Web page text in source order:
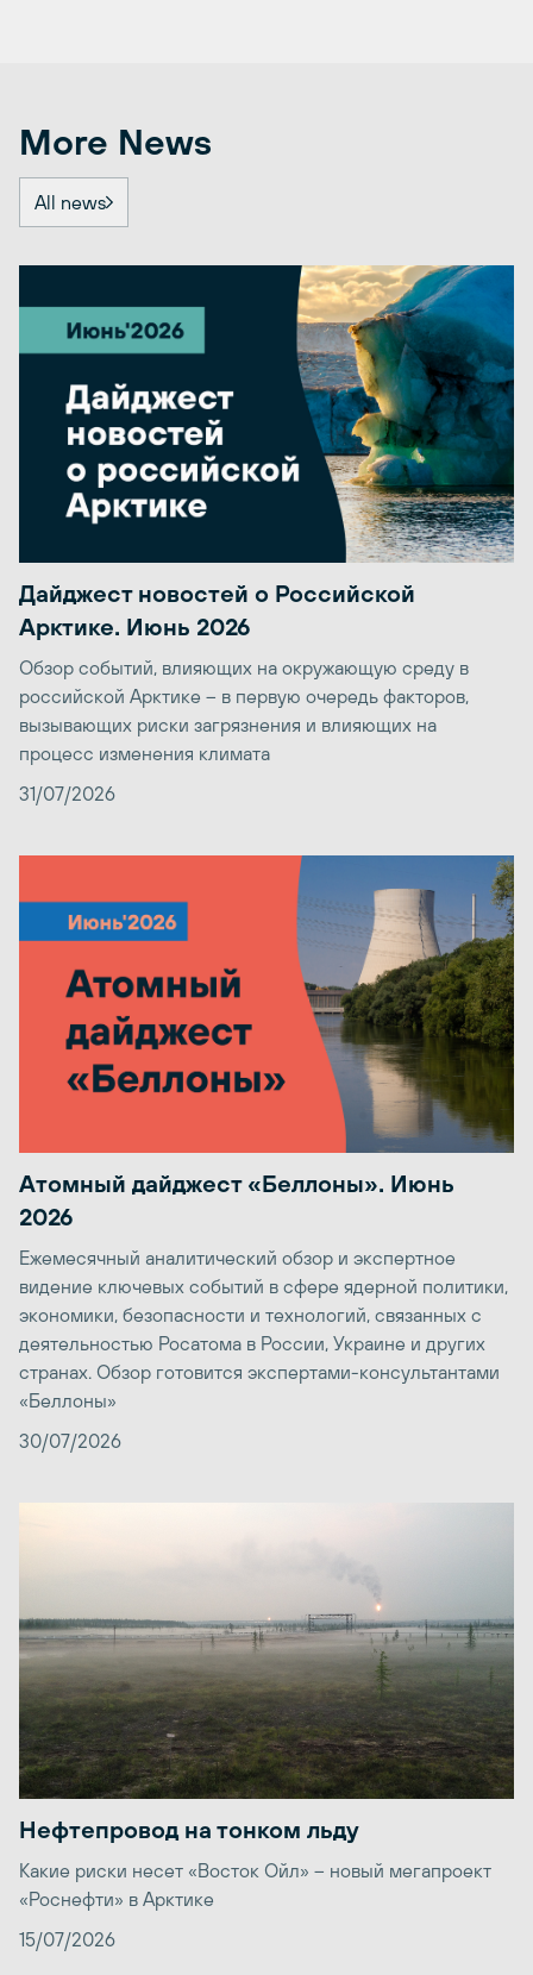
More News
All news
Дайджест новостей о Российской
Арктике. Июнь 2026
Обзор событий, влияющих на окружающую среду в
российской Арктике – в первую очередь факторов,
вызывающих риски загрязнения и влияющих на
процесс изменения климата
31/07/2026
Атомный дайджест «Беллоны». Июнь
2026
Ежемесячный аналитический обзор и экспертное
видение ключевых событий в сфере ядерной политики,
экономики, безопасности и технологий, связанных с
деятельностью Росатома в России, Украине и других
странах. Обзор готовится экспертами-консультантами
«Беллоны»
30/07/2026
Нефтепровод на тонком льду
Какие риски несет «Восток Ойл» – новый мегапроект
«Роснефти» в Арктике
15/07/2026